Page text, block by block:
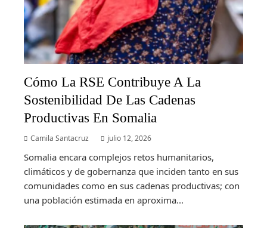
Cómo La RSE Contribuye A La
Sostenibilidad De Las Cadenas
Productivas En Somalia
Camila Santacruz julio 12, 2026
Somalia encara complejos retos humanitarios,
climáticos y de gobernanza que inciden tanto en sus
comunidades como en sus cadenas productivas; con
una población estimada en aproxima...